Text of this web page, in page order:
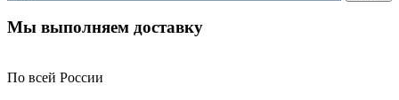
Мы выполняем доставку
По всей России